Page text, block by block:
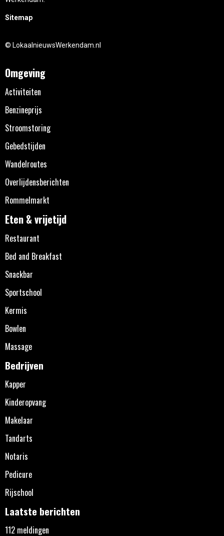
Sitemap
© LokaalnieuwsWerkendam.nl
Omgeving
Activiteiten
Benzineprijs
Stroomstoring
Gebedstijden
Wandelroutes
Overlijdensberichten
Rommelmarkt
Eten & vrijetijd
Restaurant
Bed and Breakfast
Snackbar
Sportschool
Kermis
Bowlen
Massage
Bedrijven
Kapper
Kinderopvang
Makelaar
Tandarts
Notaris
Pedicure
Rijschool
Laatste berichten
112 meldingen